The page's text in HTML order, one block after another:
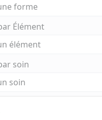
Élément
soin